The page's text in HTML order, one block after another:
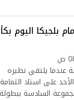
بلجيكا اليوم
عندما يلتقي نظيره
على استاد الثمامة
السادسة ببطولة